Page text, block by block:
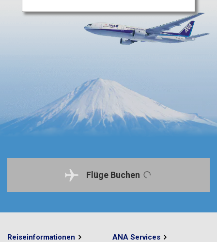
Flüge Buchen
Reiseinformationen ANA Services